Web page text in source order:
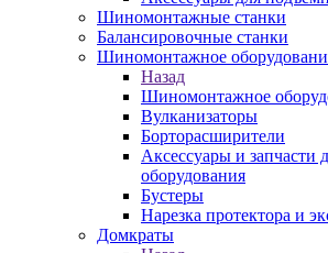
Шиномонтажные станки
Балансировочные станки
Шиномонтажное
Назад
Шиномонтажное
Вулканизаторы
Борторасширители
Аксессуары и
оборудования
Бустеры
Нарезка протектора и
Домкраты